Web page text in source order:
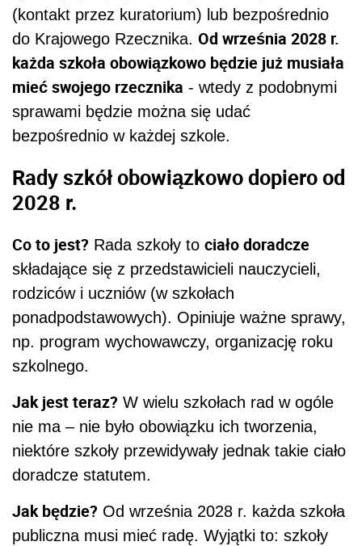
(kontakt przez kuratorium) lub bezpośrednio
do Krajowego Rzecznika. Od września 2028 r.
każda szkoła obowiązkowo będzie już musiała
mieć swojego rzecznika - wtedy z podobnymi
sprawami będzie można się udać
bezpośrednio w każdej szkole.
Rady szkół obowiązkowo dopiero od
2028 r.
Co to jest? Rada szkoły to ciało doradcze
składające się z przedstawicieli nauczycieli,
rodziców i uczniów (w szkołach
ponadpodstawowych). Opiniuje ważne sprawy,
np. program wychowawczy, organizację roku
szkolnego.
Jak jest teraz? W wielu szkołach rad w ogóle
nie ma – nie było obowiązku ich tworzenia,
niektóre szkoły przewidywały jednak takie ciało
doradcze statutem.
Jak będzie? Od września 2028 r. każda szkoła
publiczna musi mieć radę. Wyjątki to: szkoły